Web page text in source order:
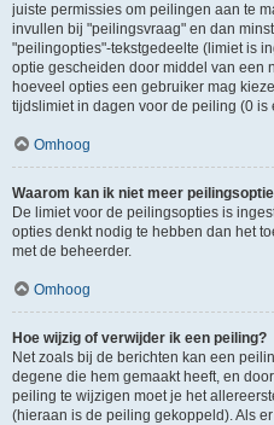
juiste permissies om peilingen aan te
invullen bij "peilingsvraag" en dan
"peilingopties"-tekstgedeelte (limiet is
optie gescheiden door middel van een
hoeveel opties een gebruiker mag
tijdslimiet in dagen voor de peiling (0
Omhoog
Waarom kan ik niet meer
De limiet voor de peilingsopties is
opties denkt nodig te hebben dan het
met de beheerder.
Omhoog
Hoe wijzig of verwijder ik een peiling?
Net zoals bij de berichten kan een
degene die hem gemaakt heeft, en
peiling te wijzigen moet je het
(hieraan is de peiling gekoppeld). Als